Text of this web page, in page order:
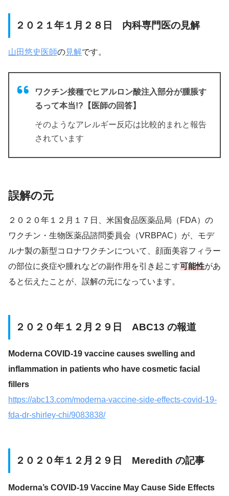
２０２１年１月２８日 内科専門医の見解
山田悠史医師の見解です。
ワクチン接種でヒアルロン酸注入部分が腫脹す
るって本当!?【医師の回答】
そのようなアレルギー反応は比較的まれと報告
されています
誤解の元
２０２０年１２月１７日、米国食品医薬品局（FDA）の
ワクチン・生物医薬品諮問委員会（VRBPAC）が、モデ
ルナ製の新型コロナワクチンについて、顔面美容フィラー
の部位に炎症や腫れなどの副作用を引き起こす可能性があ
ると伝えたことが、誤解の元になっています。
２０２０年１２月２９日 ABC13 の報道
Moderna COVID-19 vaccine causes swelling and
inflammation in patients who have cosmetic facial
fillers
https://abc13.com/moderna-vaccine-side-effects-covid-19-
fda-dr-shirley-chi/9083838/
２０２０年１２月２９日 Meredith の記事
Moderna’s COVID-19 Vaccine May Cause Side Effects